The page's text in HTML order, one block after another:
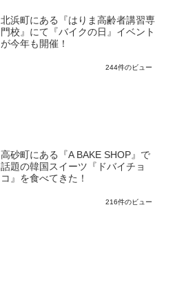
北浜町にある『はりま高齢者講習専
門校』にて『バイクの日』イベント
が今年も開催！
244件のビュー
高砂町にある『A BAKE SHOP』で
話題の韓国スイーツ『ドバイチョ
コ』を食べてきた！
216件のビュー